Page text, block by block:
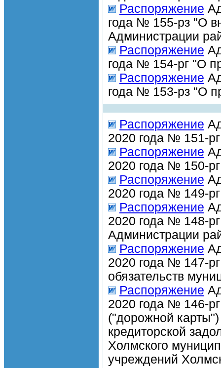
Распоряжение
года № 155-рз "О
Администрации
Распоряжение
года № 154-рг "О
Распоряжение
года № 153-рз "О
Распоряжение
2020 года № 151-
Распоряжение
2020 года № 150-
Распоряжение
2020 года № 149-
Распоряжение
2020 года № 148-
Администрации
Распоряжение
2020 года № 147-
обязательств
Распоряжение
2020 года № 146-
("дорожной
кредиторской
Холмского
учреждений